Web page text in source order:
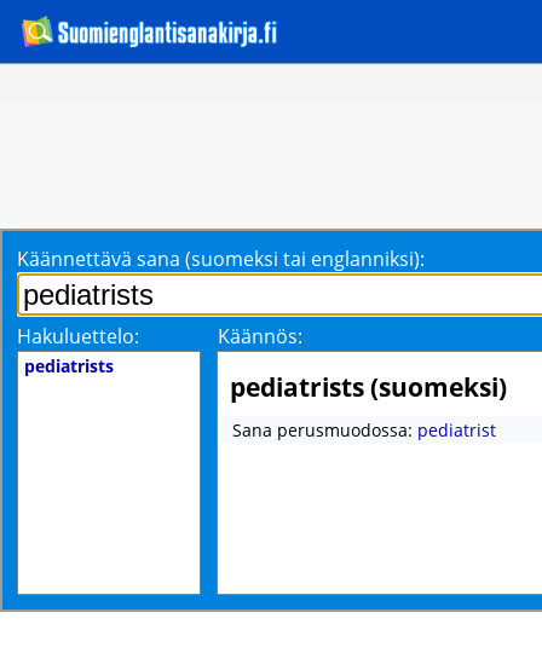
Käännettävä sana (suomeksi tai englanniksi):
Hakuluettelo: Käännös:
pediatrists
pediatrists (suomeksi)
Sana perusmuodossa: pediatrist